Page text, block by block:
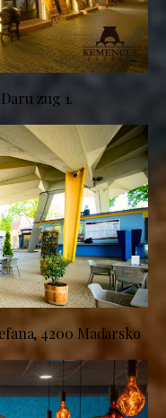
zug 1.
4200 Maďarsko